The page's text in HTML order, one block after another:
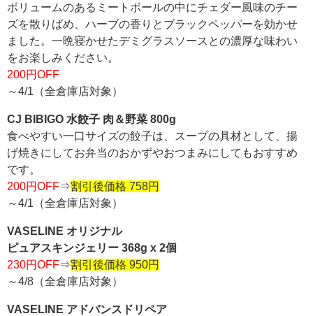
ボリュームのあるミートボールの中にチェダー風味のチー
ズを散りばめ、ハーブの香りとブラックペッパーを効かせ
ました。一晩寝かせたデミグラスソースとの濃厚な味わい
をお楽しみください。
200円OFF
～4/1（全倉庫店対象）
CJ BIBIGO 水餃子 肉＆野菜 800g
食べやすい一口サイズの餃子は、スープの具材として、揚
げ焼きにしてお弁当のおかずやおつまみにしてもおすすめ
です。
200円OFF⇒割引後価格 758円
～4/1（全倉庫店対象）
VASELINE オリジナル
ピュアスキンジェリー 368g x 2個
230円OFF⇒割引後価格 950円
～4/8（全倉庫店対象）
VASELINE アドバンスドリペア